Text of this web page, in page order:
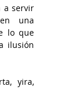
a servir
una
lo que
ilusión
yira,